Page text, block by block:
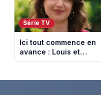
Série TV
Ici tout commence en
avance : Louis et
Jasmine enfin en
août 2026 (spoiler)